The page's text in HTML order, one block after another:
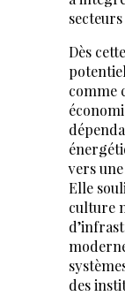
Dès
comme
vers
Elle
culture
des